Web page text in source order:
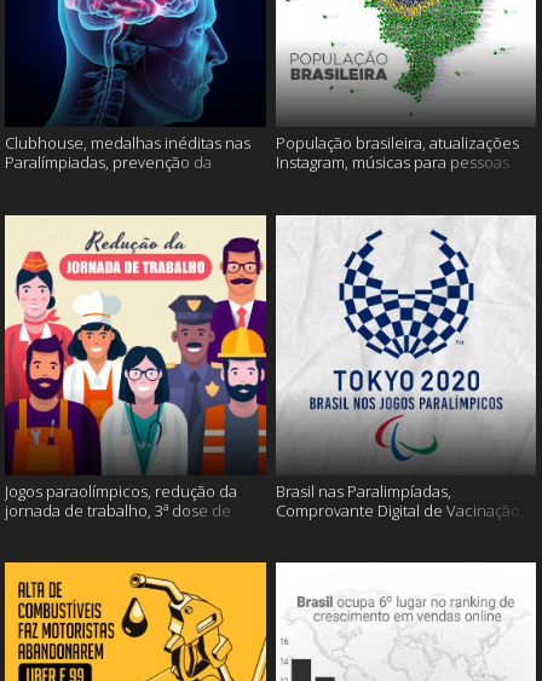
Clubhouse, medalhas inéditas nas
Paralímpiadas, prevenção da
População brasileira, atualizações
Instagram, músicas para pessoas
Jogos paraolímpicos, redução da
jornada de trabalho, 3ª dose de
Brasil nas Paralimpíadas,
Comprovante Digital de Vacinação,